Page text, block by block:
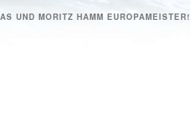
UND MORITZ HAMM EUROPAMEISTER!